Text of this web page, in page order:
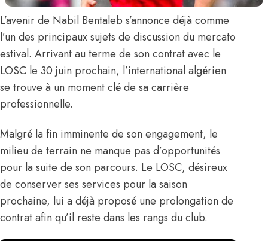
L’avenir de Nabil Bentaleb s’annonce déjà comme
l’un des principaux sujets de discussion du mercato
estival. Arrivant au terme de son contrat avec le
LOSC le 30 juin prochain, l’international algérien
se trouve à un moment clé de sa carrière
professionnelle.
Malgré la fin imminente de son engagement, le
milieu de terrain ne manque pas d’opportunités
pour la suite de son parcours. Le LOSC, désireux
de conserver ses services pour la saison
prochaine, lui a déjà proposé une prolongation de
contratafin qu’il reste dans les rangs du club.